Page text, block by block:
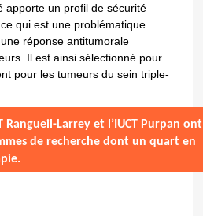
apporte un profil de sécurité
qui est une problématique
réponse antitumorale
Il est ainsi sélectionné pour
pour les tumeurs du sein triple-
Rangueil-Larrey et l’IUCT Purpan ont
de recherchedont un quart en
.